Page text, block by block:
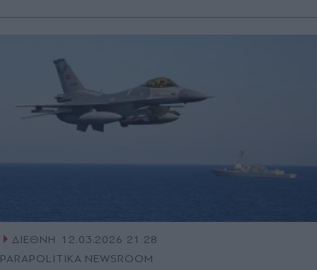
ΔΙΕΘΝΗ
12.03.2026 21:28
PARAPOLITIKA NEWSROOM